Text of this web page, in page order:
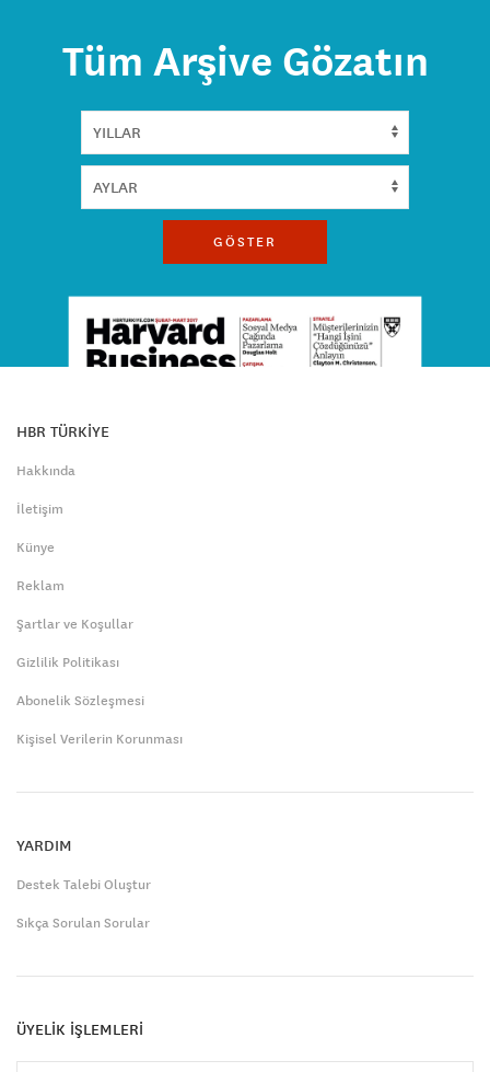
Tüm Arşive Gözatın
GÖSTER
HBR TÜRKİYE
Hakkında
İletişim
Künye
Reklam
Şartlar ve Koşullar
Gizlilik Politikası
Abonelik Sözleşmesi
Kişisel Verilerin Korunması
YARDIM
Destek Talebi Oluştur
Sıkça Sorulan Sorular
ÜYELİK İŞLEMLERİ